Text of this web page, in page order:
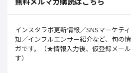
インスタラボ更新情報／SNSマーケテ
知／インフルエンサー紹介など、旬の
ガです。（★情報入力後、仮登録メー
す）